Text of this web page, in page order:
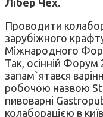
Проводити
зарубіжного
Міжнародного
Так, осінній Форум
запам`ятався
робочою назвою
пивоварні
колаборацією в